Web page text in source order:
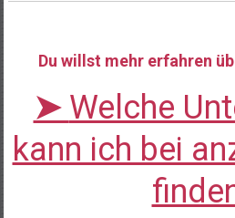
Du willst mehr erfahren
➤ Welche
kann ich bei